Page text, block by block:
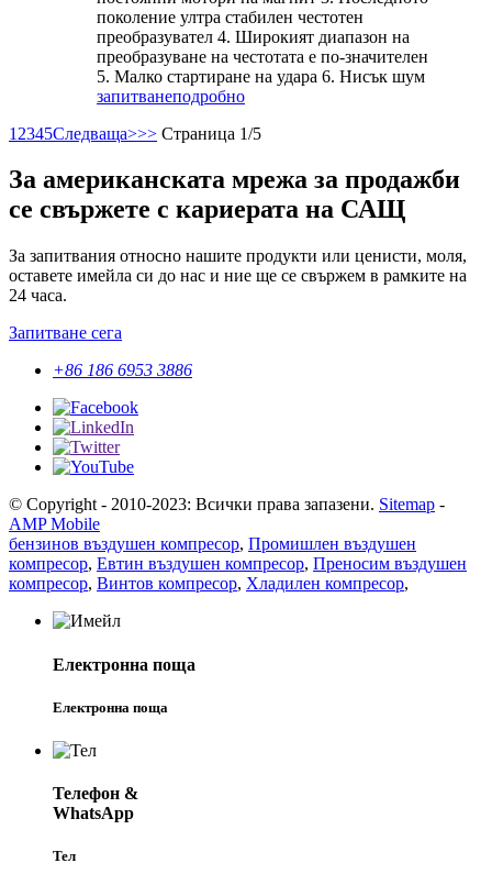
поколение ултра стабилен честотен
преобразувател 4. Широкият диапазон на
преобразуване на честотата е по-значителен
5. Малко стартиране на удара 6. Нисък шум
запитванеподробно
1 2345Следваща>>> Страница 1/5
За американската мрежа за продажби
се свържете с кариерата на САЩ
За запитвания относно нашите продукти или ценисти, моля,
оставете имейла си до нас и ние ще се свържем в рамките на
24 часа.
Запитване сега
+86 186 6953 3886
© Copyright - 2010-2023: Всички права запазени. Sitemap -
AMP Mobile
бензинов въздушен компресор, Промишлен въздушен
компресор, Евтин въздушен компресор, Преносим въздушен
компресор, Винтов компресор, Хладилен компресор,
Електронна поща
Електронна поща
Телефон &
WhatsApp
Тел